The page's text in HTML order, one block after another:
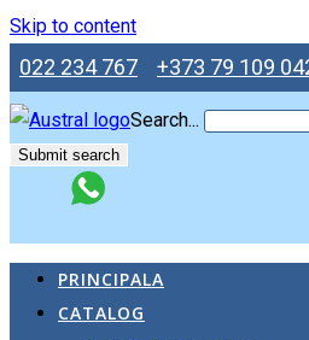
Skip to content
022 234 767 +373 79 109
Search...
Submit search
PRINCIPALA
CATALOG